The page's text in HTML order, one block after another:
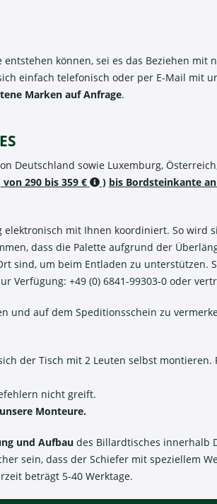
können, sei es das Beziehen mit
einfach telefonisch oder per E-Mail mit
Marken auf Anfrage.
Deutschland sowie Luxemburg,
von 290 bis 359 € ) bis Bordsteinkante
mit Ihnen koordiniert. So wird
dass die Palette aufgrund der
sind, um beim Entladen zu unterstützen.
Verfügung: +49 (0) 6841-99303-0 oder
auf dem Speditionsschein zu
der Tisch mit 2 Leuten selbst
nicht greift.
Monteure.
und Aufbau des Billardtisches innerhalb
sein, dass der Schiefer mit speziellem
beträgt 5-40 Werktage.